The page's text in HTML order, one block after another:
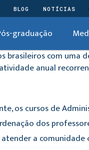
BLOG NOTÍCIAS
graduação
brasileiros com
anual
os cursos de
dos
a